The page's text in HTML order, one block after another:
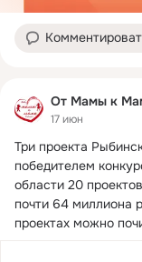
От Мамы к
17 июн
Три проекта
победителем
области 20
почти 64 миллиона
проектах можно